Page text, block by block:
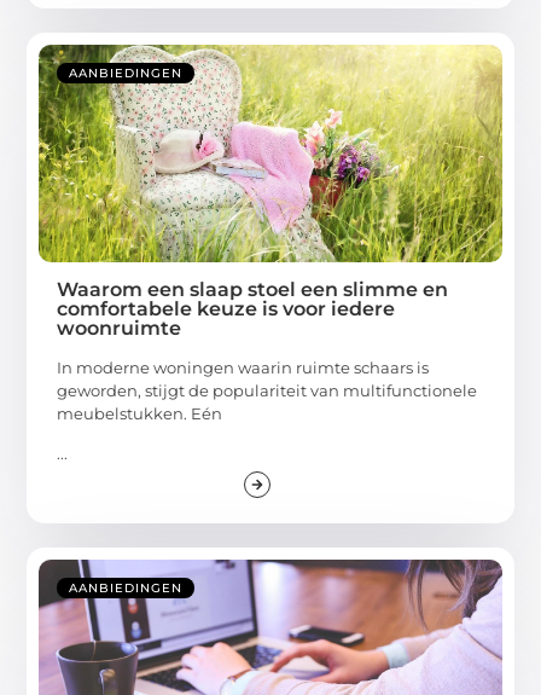
AANBIEDINGEN
Waarom een slaap stoel een slimme en
comfortabele keuze is voor iedere
woonruimte
In moderne woningen waarin ruimte schaars is
geworden, stijgt de populariteit van multifunctionele
meubelstukken. Eén
...
AANBIEDINGEN